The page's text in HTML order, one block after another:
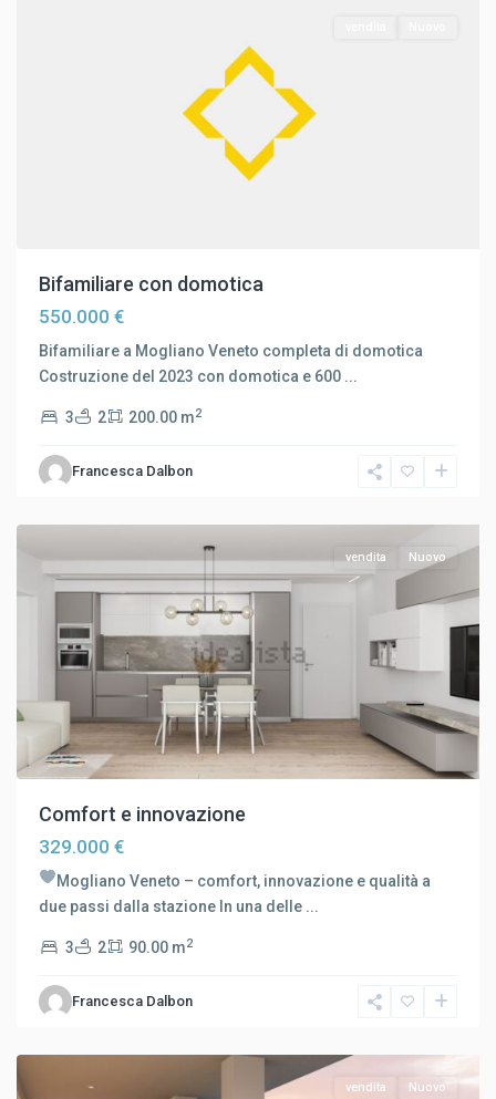
Bifamiliare con domotica
550.000 €
Bifamiliare a Mogliano Veneto completa di domotica
Costruzione del 2023 con domotica e 600 ...
3 2 200.00 m2
Francesca Dalbon
Zona
Ovest
Mogliano
vendita Nuovo
Comfort e innovazione
329.000 €
Mogliano Veneto – comfort, innovazione e qualità a
due passi dalla stazione In una delle ...
3 2 90.00 m2
Francesca Dalbon
Zona
Ovest
Mogliano
vendita Nuovo